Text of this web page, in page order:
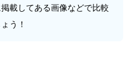
載してある画像などで比較
う！